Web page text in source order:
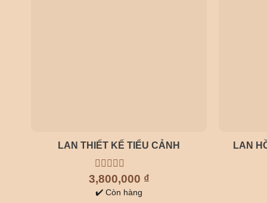
LAN THIẾT KẾ TIỂU CẢNH
0
out
of
3,800,000 ₫
✔️ Còn hàng
LAN